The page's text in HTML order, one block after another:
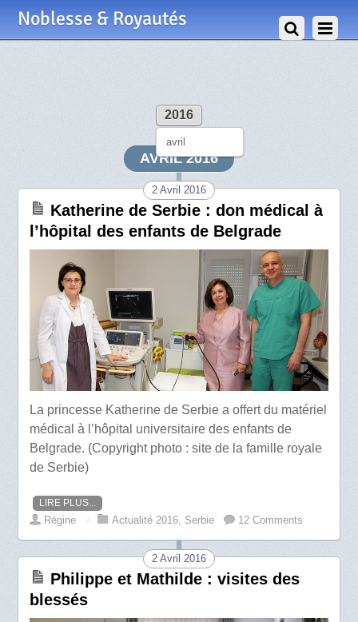
Noblesse & Royautés
2016
avril
AVRIL 2016
2 Avril 2016
Katherine de Serbie : don médical à
l’hôpital des enfants de Belgrade
La princesse Katherine de Serbie a offert du matériel
médical à l’hôpital universitaire des enfants de
Belgrade. (Copyright photo : site de la famille royale
de Serbie)
LIRE PLUS...
Régine ⋅ Actualité 2016 Serbie 12 Comments
2 Avril 2016
Philippe et Mathilde : visites des
blessés